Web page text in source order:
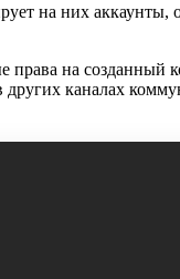
на них аккаунты,
на созданный
других каналах